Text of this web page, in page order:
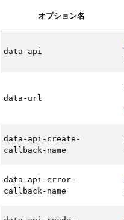
オプション名
data-api
data-url
data-api-create-
callback-name
data-api-error-
callback-name